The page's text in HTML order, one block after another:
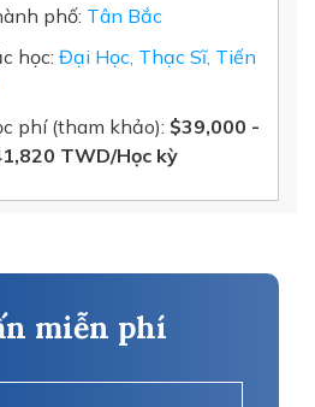
phố: Tân Bắc
học: Đại Học, Thạc Sĩ, Tiến
phí (tham khảo): $39,000 -
TWD/Học kỳ
miễn phí